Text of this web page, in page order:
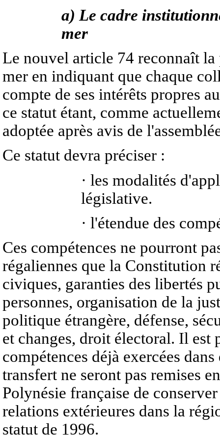
a) Le cadre
mer
Le nouvel article 74 reconnaît
mer en indiquant que chaque
compte de ses intérêts propres
ce statut étant, comme
adoptée après avis de
Ce statut devra préciser :
· les modalités
législative.
· l'étendue des
Ces compétences ne pourront
régaliennes que la Constitution
civiques, garanties des libertés
personnes, organisation de la
politique étrangère, défense,
et changes, droit électoral. Il est
compétences déjà exercées
transfert ne seront pas remises
Polynésie française de
relations extérieures dans la
statut de 1996.